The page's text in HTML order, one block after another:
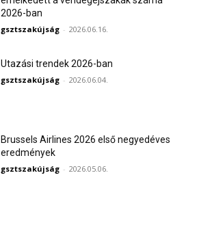
2026-ban
gsztszakújság - 2026.06.16.
Utazási trendek 2026-ban
gsztszakújság - 2026.06.04.
Brussels Airlines 2026 első negyedéves
eredmények
gsztszakújság - 2026.05.06.